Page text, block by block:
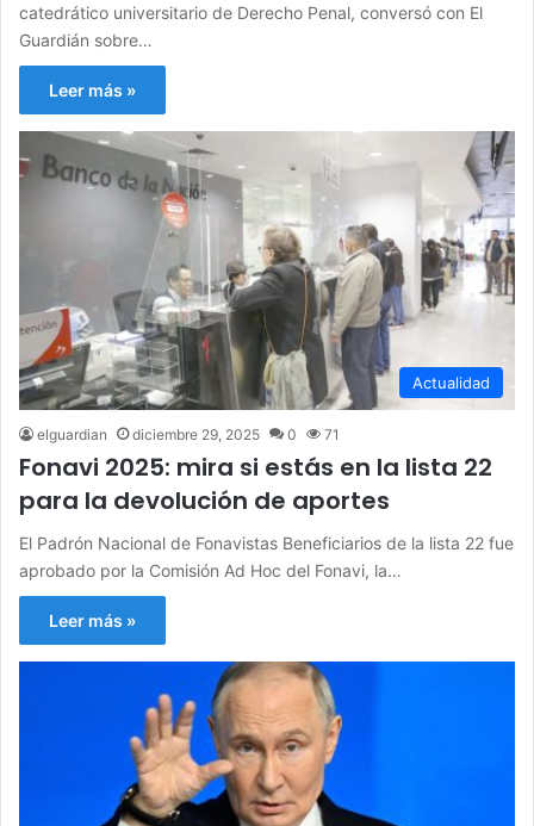
catedrático universitario de Derecho Penal, conversó con El
Guardián sobre…
Leer más »
Actualidad
elguardian diciembre 29, 2025 0 71
Fonavi 2025: mira si estás en la lista 22
para la devolución de aportes
El Padrón Nacional de Fonavistas Beneficiarios de la lista 22 fue
aprobado por la Comisión Ad Hoc del Fonavi, la…
Leer más »